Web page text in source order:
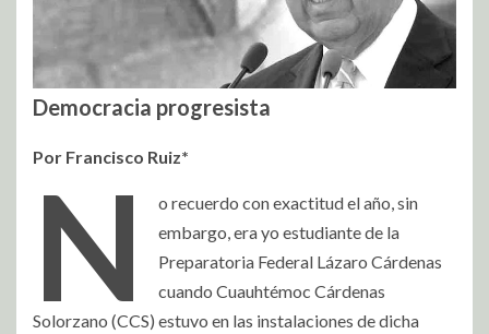
Democracia progresista
Por Francisco Ruiz*
N
o recuerdo con exactitud el año, sin
embargo, era yo estudiante de la
Preparatoria Federal Lázaro Cárdenas
cuando Cuauhtémoc Cárdenas
Solorzano (CCS) estuvo en las instalaciones de dicha